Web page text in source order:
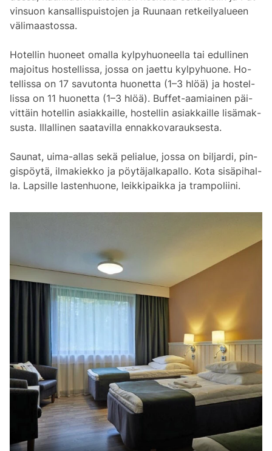
vin­suon kan­sal­lis­puis­to­jen ja Ruu­naan ret­kei­lya­lueen
vä­li­maas­tos­sa.
Ho­tel­lin huo­neet omal­la kyl­py­huo­neel­la tai edul­li­nen
ma­joi­tus hos­tel­lis­sa, jos­sa on jaet­tu kyl­py­huo­ne. Ho­
tel­lis­sa on 17 sa­vu­ton­ta huo­net­ta (1–3 hlöä) ja hos­tel­
lis­sa on 11 huo­net­ta (1–3 hlöä). Buf­fet-aa­miai­nen päi­
vit­täin ho­tel­lin asiak­kail­le, hos­tel­lin asiak­kail­le li­sä­mak­
sus­ta. Il­lal­li­nen saa­ta­vil­la en­nak­ko­va­rauk­ses­ta.
Sau­nat, ui­ma-al­las se­kä pe­lia­lue, jos­sa on bil­jar­di, pin­
gis­pöy­tä, il­ma­kiek­ko ja pöy­tä­jal­ka­pal­lo. Ko­ta si­sä­pi­hal­
la. Lap­sil­le las­ten­huo­ne, leik­ki­paik­ka ja tram­po­lii­ni.